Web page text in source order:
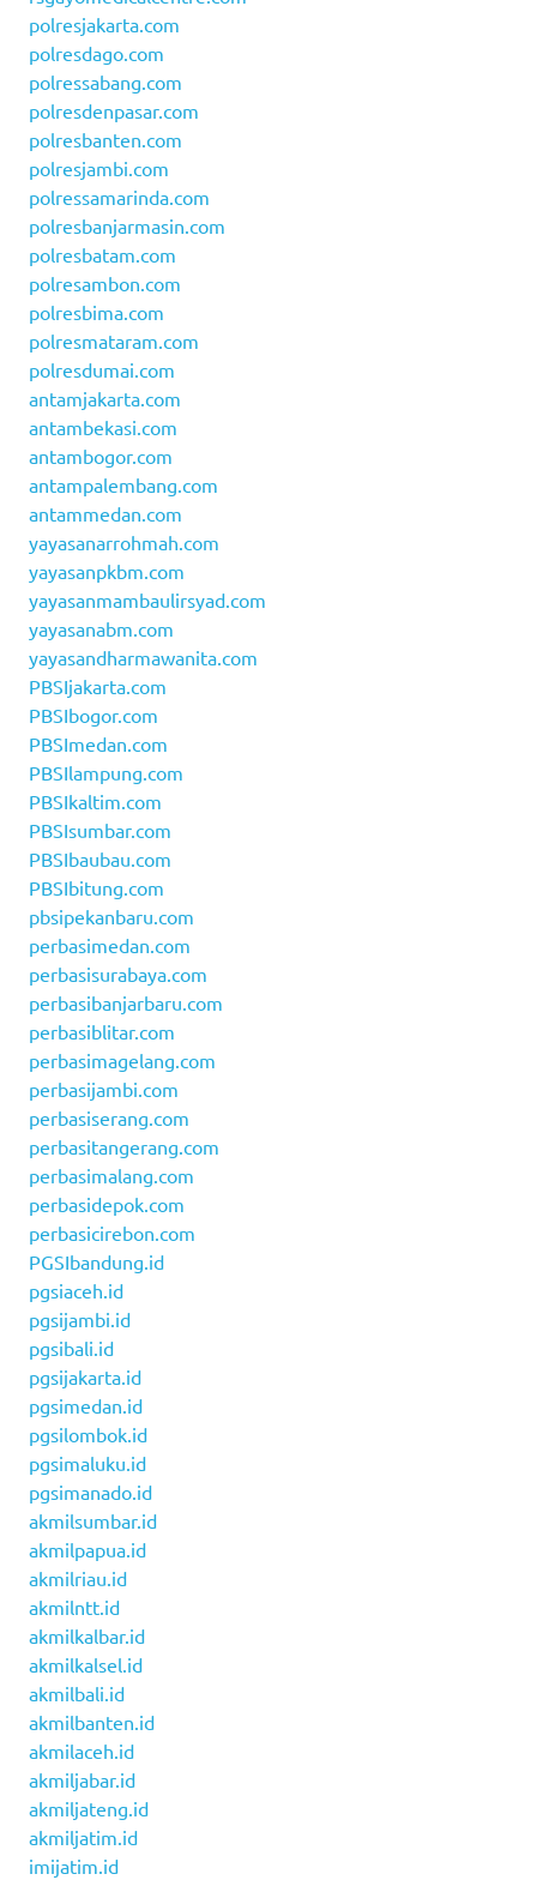
polresjakarta.com
polresdago.com
polressabang.com
polresdenpasar.com
polresbanten.com
polresjambi.com
polressamarinda.com
polresbanjarmasin.com
polresbatam.com
polresambon.com
polresbima.com
polresmataram.com
polresdumai.com
antamjakarta.com
antambekasi.com
antambogor.com
antampalembang.com
antammedan.com
yayasanarrohmah.com
yayasanpkbm.com
yayasanmambaulirsyad.com
yayasanabm.com
yayasandharmawanita.com
PBSIjakarta.com
PBSIbogor.com
PBSImedan.com
PBSIlampung.com
PBSIkaltim.com
PBSIsumbar.com
PBSIbaubau.com
PBSIbitung.com
pbsipekanbaru.com
perbasimedan.com
perbasisurabaya.com
perbasibanjarbaru.com
perbasiblitar.com
perbasimagelang.com
perbasijambi.com
perbasiserang.com
perbasitangerang.com
perbasimalang.com
perbasidepok.com
perbasicirebon.com
PGSIbandung.id
pgsiaceh.id
pgsijambi.id
pgsibali.id
pgsijakarta.id
pgsimedan.id
pgsilombok.id
pgsimaluku.id
pgsimanado.id
akmilsumbar.id
akmilpapua.id
akmilriau.id
akmilntt.id
akmilkalbar.id
akmilkalsel.id
akmilbali.id
akmilbanten.id
akmilaceh.id
akmiljabar.id
akmiljateng.id
akmiljatim.id
imijatim.id